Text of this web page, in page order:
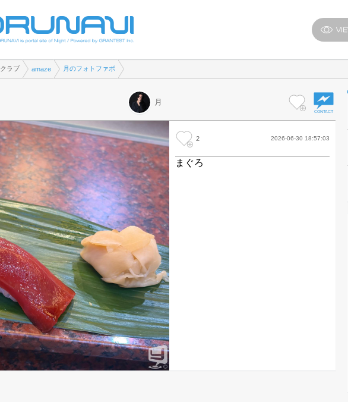
ラブ amaze([kana])
ラブ amaze 月のフォトファボ
月
2 2026-06-30 18:57:03
まぐろ